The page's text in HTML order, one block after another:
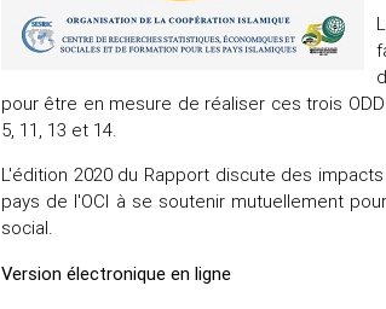
pour être en mesure de réaliser ces trois
5, 11, 13 et 14.
L'édition 2020 du Rapport discute des
pays de l'OCI à se soutenir mutuellement
social.
Version électronique en ligne